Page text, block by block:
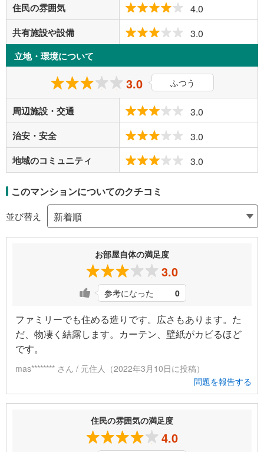
住民の雰囲気 4.0
共有施設や設備 3.0
立地・環境について
3.0 ふつう
周辺施設・交通 3.0
治安・安全 3.0
地域のコミュニティ 3.0
このマンションについてのクチコミ
並び替え
お部屋自体の満足度
3.0
参考になった 0
ファミリーでも住める造りです。広さもあります。た
だ、物凄く結露します。カーテン、壁紙がカビるほど
です。
mas******** さん / 元住人（2022年3月10日に投稿）
問題を報告する
住民の雰囲気の満足度
4.0